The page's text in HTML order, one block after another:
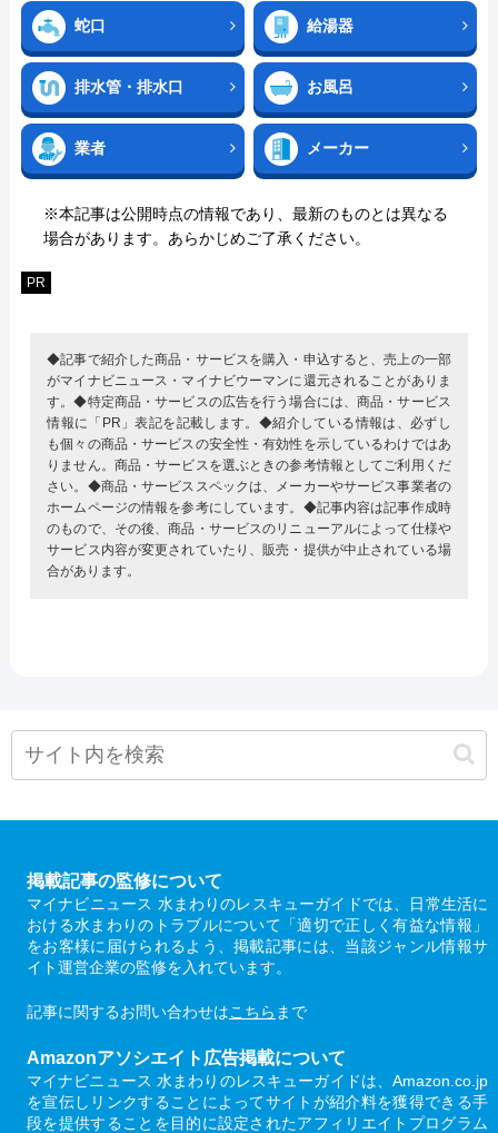
蛇口 給湯器
排水管・排水口 お風呂
業者 メーカー
※本記事は公開時点の情報であり、最新のものとは異なる
場合があります。あらかじめご了承ください。
PR
◆記事で紹介した商品・サービスを購入・申込すると、売上の一部
がマイナビニュース・マイナビウーマンに還元されることがありま
す。◆特定商品・サービスの広告を行う場合には、商品・サービス
情報に「PR」表記を記載します。◆紹介している情報は、必ずし
も個々の商品・サービスの安全性・有効性を示しているわけではあ
りません。商品・サービスを選ぶときの参考情報としてご利用くだ
さい。◆商品・サービススペックは、メーカーやサービス事業者の
ホームページの情報を参考にしています。◆記事内容は記事作成時
のもので、その後、商品・サービスのリニューアルによって仕様や
サービス内容が変更されていたり、販売・提供が中止されている場
合があります。
掲載記事の監修について
マイナビニュース 水まわりのレスキューガイドでは、日常生活に
おける水まわりのトラブルについて「適切で正しく有益な情報」
をお客様に届けられるよう、掲載記事には、当該ジャンル情報サ
イト運営企業の監修を入れています。
記事に関するお問い合わせはこちら まで
Amazonアソシエイト広告掲載について
マイナビニュース 水まわりのレスキューガイドは、Amazon.co.jp
を宣伝しリンクすることによってサイトが紹介料を獲得できる手
段を提供することを目的に設定されたアフィリエイトプログラム